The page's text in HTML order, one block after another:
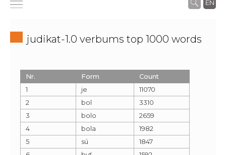
EN
judikat-1.0 verbums top 1000 words
Nr. Form
Count
1
je
11070
2
bol
3310
3
bolo
2659
4
bola
1982
5
sú
1847